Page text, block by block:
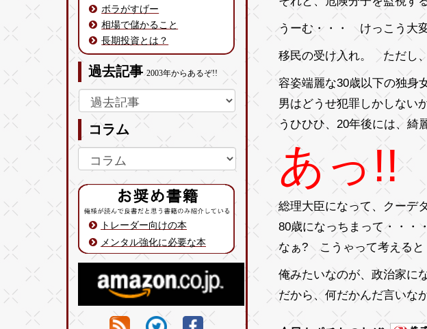
ボラがすげー
相場で儲かること
長期投資とは？
過去記事2003年からあるぞ!!
コラム
トレーダー向けの本
メンタル強化に必要な本
うーむ・・・ けっこう大変
移民の受け入れ。 ただし
容姿端麗な30歳以下の独身
男はどうせ犯罪しかしない
うひひひ、20年後には、綺
あっ!!
総理大臣になって、クーデ
80歳になっちまって・・
なぁ? こうゃって考えると
俺みたいなのが、政治家に
だから、何だかんだ言いな